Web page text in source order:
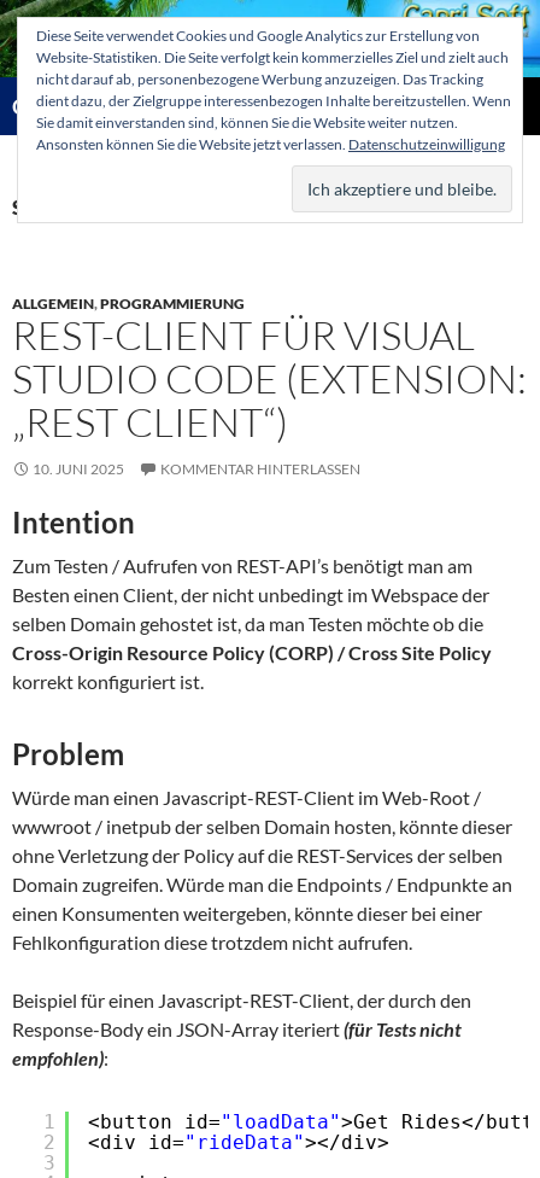
Zum
Inhalt
springen
Capri-Soft Knowledge database
Suchen
MENÜ
Schlagwortarchiv: cross domain policy
ALLGEMEIN,PROGRAMMIERUNG
REST-CLIENT FÜR VISUAL
STUDIO CODE (EXTENSION:
„REST CLIENT“)
10. JUNI 2025 KOMMENTAR HINTERLASSEN
Intention
Zum Testen / Aufrufen von REST-API’s benötigt man am
Besten einen Client, der nicht unbedingt im Webspace der
selben Domain gehostet ist, da man Testen möchte ob die
Cross-Origin Resource Policy (CORP) / Cross Site Policy
korrekt konfiguriert ist.
Problem
Würde man einen Javascript-REST-Client im Web-Root /
wwwroot / inetpub der selben Domain hosten, könnte dieser
ohne Verletzung der Policy auf die REST-Services der selben
Domain zugreifen. Würde man die Endpoints / Endpunkte an
einen Konsumenten weitergeben, könnte dieser bei einer
Fehlkonfiguration diese trotzdem nicht aufrufen.
Beispiel für einen Javascript-REST-Client, der durch den
Response-Body ein JSON-Array iteriert(für Tests nicht
empfohlen):
1
2
3
<button id="loadData">Get Rides</
<div id="rideData"></div>
Diese Seite verwendet Cookies und Google Analytics zur Erstellung von
Website-Statistiken. Die Seite verfolgt kein kommerzielles Ziel und zielt auch
nicht darauf ab, personenbezogene Werbung anzuzeigen. Das Tracking
dient dazu, der Zielgruppe interessenbezogen Inhalte bereitzustellen. Wenn
Sie damit einverstanden sind, können Sie die Website weiter nutzen.
Ansonsten können Sie die Website jetzt verlassen. Datenschutzeinwilligung